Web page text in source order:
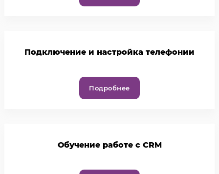
Подключение и настройка телефонии
Подробнее
Обучение работе с CRM